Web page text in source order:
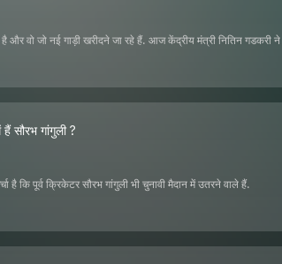
वो जो नई गाड़ी खरीदने जा रहे हैं. आज केंद्रीय मंत्री नितिन गडकरी ने
सौरभ गांगुली ?
है कि पूर्व क्रिकेटर सौरभ गांगुली भी चुनावी मैदान में उतरने वाले हैं.